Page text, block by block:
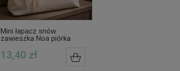
Mini łapacz snów
zawieszka Noa piórka
13,40 zł